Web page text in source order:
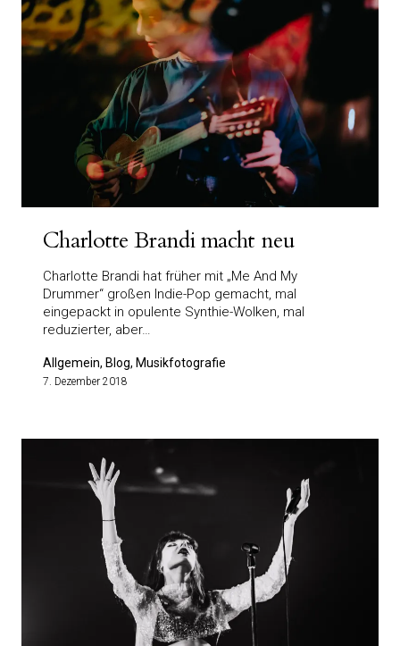
Charlotte Brandi macht neu
Charlotte Brandi hat früher mit „Me And My
Drummer“ großen Indie-Pop gemacht, mal
eingepackt in opulente Synthie-Wolken, mal
reduzierter, aber…
Allgemein, Blog, Musikfotografie
7. Dezember 2018